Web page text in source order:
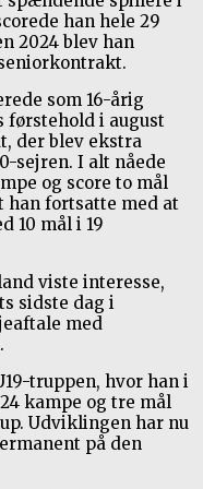
han hele 29
2024 blev han
som 16-årig
førstehold i august
der blev ekstra
sejren. I alt nåede
og score to mål
han fortsatte med at
10 mål i 19
viste interesse,
sidste dag i
med
truppen, hvor han i
kampe og tre mål
Udviklingen har nu
på den